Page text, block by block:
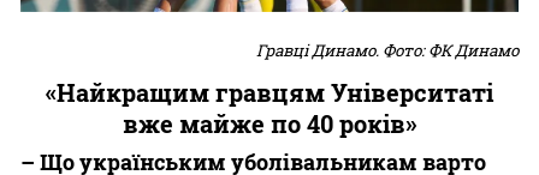
Гравці Динамо. Фото: ФК Динамо
«Найкращим гравцям Університаті
вже майже по 40 років»
– Що українським уболівальникам варто